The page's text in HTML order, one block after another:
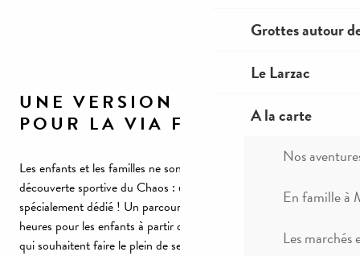
Grottes autour
Le Larzac
A la carte
Nos
En famille à
Les marchés
UNE VERSION FAMILLE
POUR LA VIA FERRATA
Les enfants et les familles ne sont pas en reste en matière de
découverte sportive du Chaos : un parcours de Via leur est tout
spécialement dédié ! Un parcours acrobatique en hauteur de 2
heures pour les enfants à partir de 8 ans et adapté aux familles
qui souhaitent faire le plein de sensations !